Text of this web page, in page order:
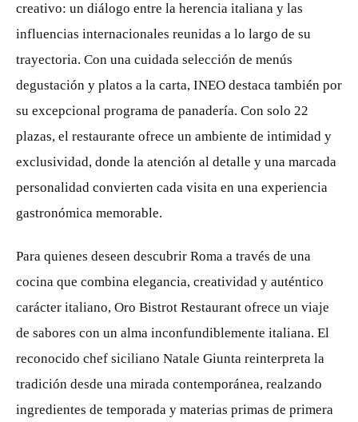
creativo: un diálogo entre la herencia italiana y las
influencias internacionales reunidas a lo largo de su
trayectoria. Con una cuidada selección de menús
degustación y platos a la carta, INEO destaca también por
su excepcional programa de panadería. Con solo 22
plazas, el restaurante ofrece un ambiente de intimidad y
exclusividad, donde la atención al detalle y una marcada
personalidad convierten cada visita en una experiencia
gastronómica memorable.
Para quienes deseen descubrir Roma a través de una
cocina que combina elegancia, creatividad y auténtico
carácter italiano, Oro Bistrot Restaurant ofrece un viaje
de sabores con un alma inconfundiblemente italiana. El
reconocido chef siciliano Natale Giunta reinterpreta la
tradición desde una mirada contemporánea, realzando
ingredientes de temporada y materias primas de primera